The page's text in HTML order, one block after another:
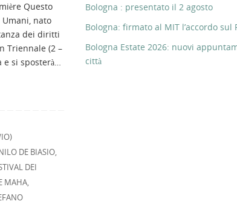
Questo
nato
dei diritti
Triennale (2 –
e si sposterà…
DE BIASIO,
DEI
MAHA,
Bologna : presentato il 2 agosto
Bologna: firmato al MIT l’accordo sul
Bologna Estate 2026: nuovi
città